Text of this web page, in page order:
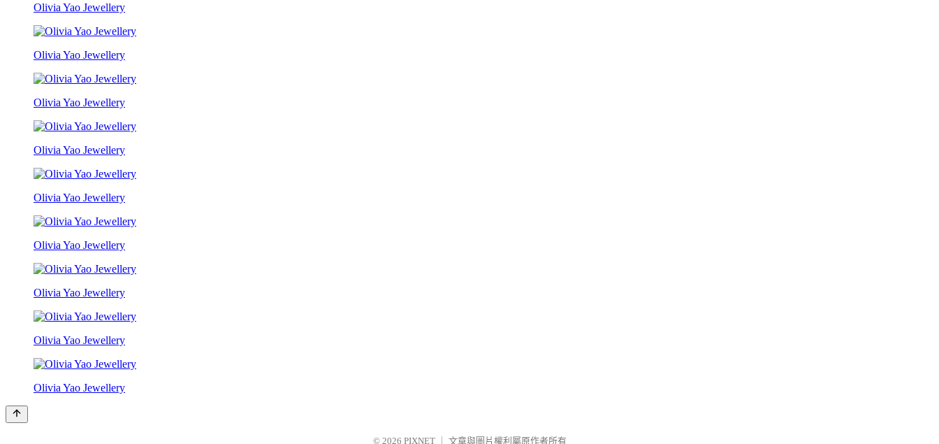
Olivia Yao Jewellery
Olivia Yao Jewellery
Olivia Yao Jewellery
Olivia Yao Jewellery
Olivia Yao Jewellery
Olivia Yao Jewellery
Olivia Yao Jewellery
Olivia Yao Jewellery
Olivia Yao Jewellery
© 2026 PIXNET 文章與圖片權利屬原作者所有